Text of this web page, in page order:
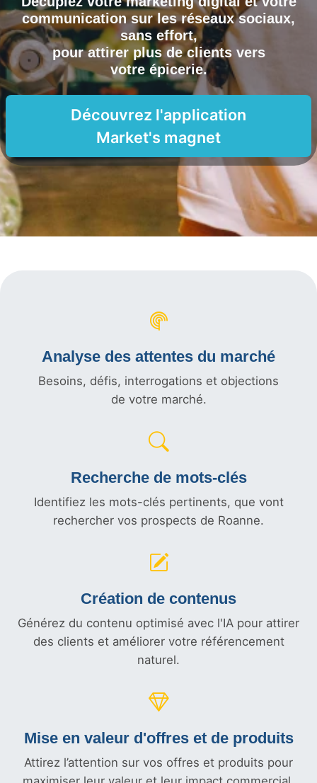
communication sur les réseaux sociaux,
sans effort,
pour attirer plus de clients vers
votre épicerie.
Découvrez l'application
Market's magnet
Analyse des attentes du marché
Besoins, défis, interrogations et objections
de votre marché.
Recherche de mots-clés
Identifiez les mots-clés pertinents, que vont
rechercher vos prospects de Roanne.
Création de contenus
Générez du contenu optimisé avec l'IA pour attirer
des clients et améliorer votre référencement
naturel.
Mise en valeur d'offres et de produits
Attirez l’attention sur vos offres et produits pour